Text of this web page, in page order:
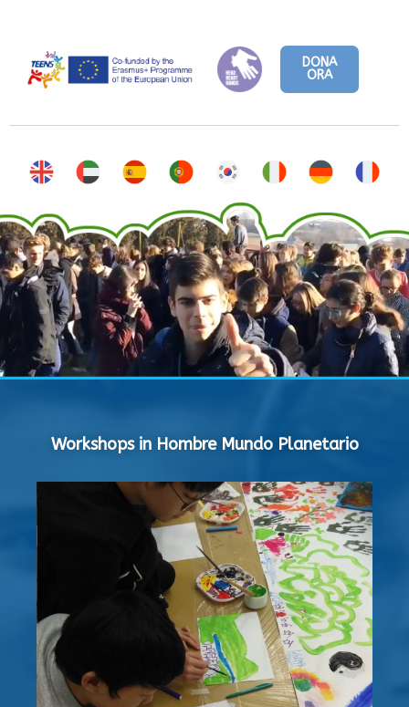
DONA
ORA
Workshops in Hombre Mundo Planetario